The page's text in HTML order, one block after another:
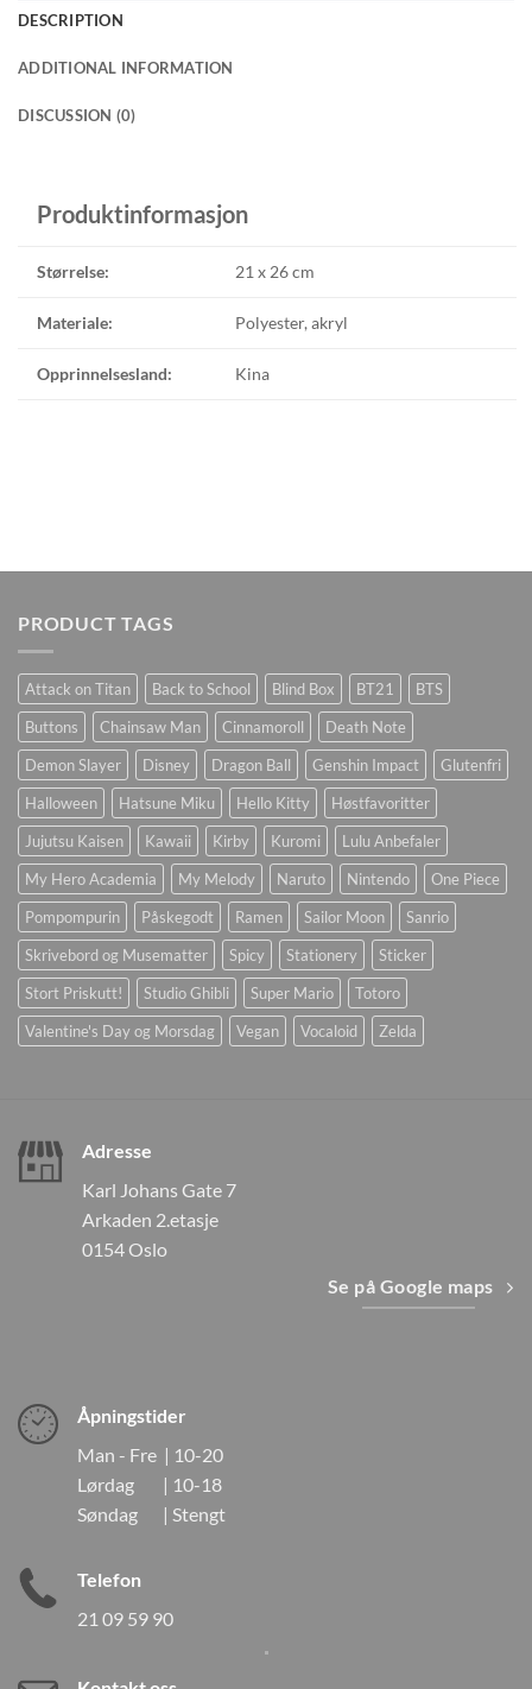
DESCRIPTION
ADDITIONAL INFORMATION
DISCUSSION (0)
Produktinformasjon
Størrelse: 21 x 26 cm
Materiale: Polyester, akryl
Opprinnelsesland: Kina
PRODUCT TAGS
Attack on Titan Back to School Blind Box BT21
BTS
Buttons
Chainsaw Man Cinnamoroll
Death Note
Demon Slayer
Disney Dragon Ball Genshin Impact
Glutenfri
Halloween
Hatsune Miku Hello Kitty
Høstfavoritter
Jujutsu Kaisen
Kawaii Kirby Kuromi
Lulu Anbefaler
My Hero Academia
My Melody Naruto Nintendo
One Piece
Pompompurin
Påskegodt Ramen Sailor Moon
Sanrio
Skrivebord og Musematter
Spicy Stationery
Sticker
Stort Priskutt!
Studio Ghibli Super Mario
Totoro
Valentine's Day og Morsdag
Vegan Vocaloid Zelda
Adresse
Karl Johans Gate 7
Arkaden 2.etasje
0154 Oslo
Se på Google maps
Åpningstider
Man - Fre | 10-20
Lørdag | 10-18
Søndag | Stengt
Telefon
21 09 59 90